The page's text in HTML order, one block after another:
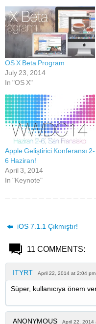
OS X Beta Program
July 23, 2014
In "OS X"
Apple Geliştirici Konferansı 2-
6 Haziran!
April 3, 2014
In "Keynote"
iOS 7.1.1 Çıkmıştır!
11 COMMENTS:
ITYRT April 22, 2014 at 2:04 pm
Süper, kullanıcıya önem
ANONYMOUS April 22, 2014